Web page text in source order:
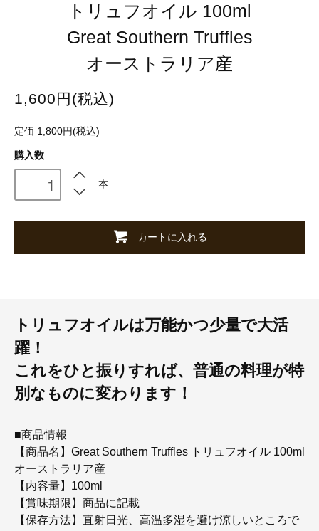
トリュフオイル 100ml
Great Southern Truffles
オーストラリア産
1,600円(税込)
定価 1,800円(税込)
購入数
本
カートに入れる
トリュフオイルは万能かつ少量で大活
躍！
これをひと振りすれば、普通の料理が特
別なものに変わります！
■商品情報
【商品名】Great Southern Truffles トリュフオイル 100ml
オーストラリア産
【内容量】100ml
【賞味期限】商品に記載
【保存方法】直射日光、高温多湿を避け涼しいところで